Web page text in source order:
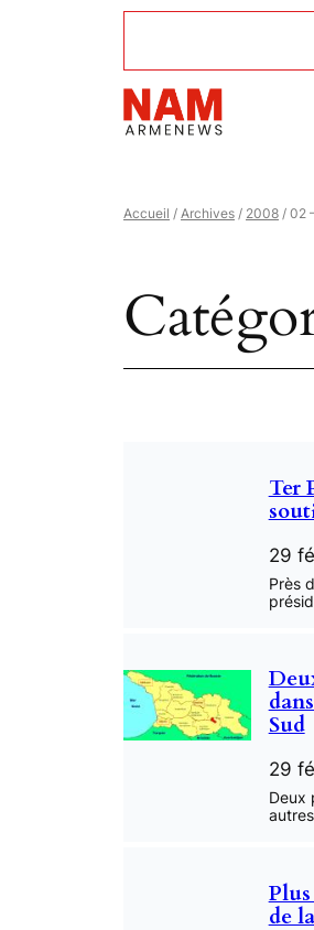
Accueil / Archives / 2008 / 02
Ter
29
Près
Sud
29
Deux
de